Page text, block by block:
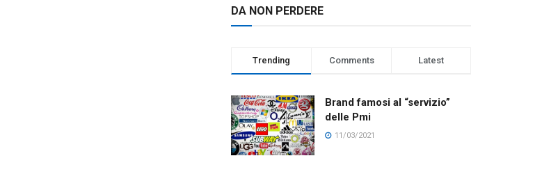
DA NON PERDERE
Trending Comments Latest
Brand famosi al “servizio”
delle Pmi
11/03/2021